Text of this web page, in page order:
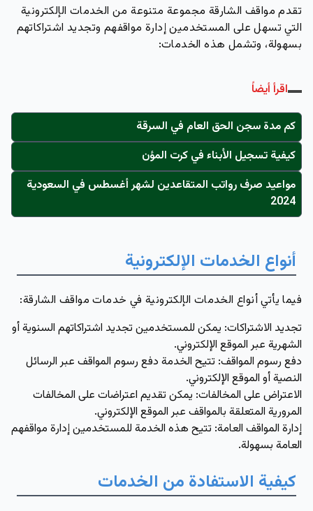
تقدم مواقف الشارقة مجموعة متنوعة من الخدمات الإلكترونية
التي تسهل على المستخدمين إدارة مواقفهم وتجديد اشتراكاتهم
بسهولة، وتشمل هذه الخدمات:
اقرأ أيضاً
كم مدة سجن الحق العام في السرقة
كيفية تسجيل الأبناء في كرت المؤن
مواعيد صرف رواتب المتقاعدين لشهر أغسطس في السعودية
2024
أنواع الخدمات الإلكترونية
فيما يأتي أنواع الخدمات الإلكترونية في خدمات مواقف الشارقة:
تجديد الاشتراكات: يمكن للمستخدمين تجديد اشتراكاتهم السنوية أو
الشهرية عبر الموقع الإلكتروني.
دفع رسوم المواقف: تتيح الخدمة دفع رسوم المواقف عبر الرسائل
النصية أو الموقع الإلكتروني.
الاعتراض على المخالفات: يمكن تقديم اعتراضات على المخالفات
المرورية المتعلقة بالمواقف عبر الموقع الإلكتروني.
إدارة المواقف العامة: تتيح هذه الخدمة للمستخدمين إدارة مواقفهم
العامة بسهولة.
كيفية الاستفادة من الخدمات